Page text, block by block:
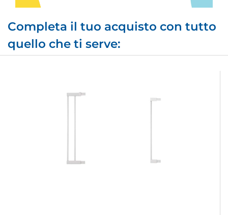
Completa il tuo acquisto con tutto
quello che ti serve: